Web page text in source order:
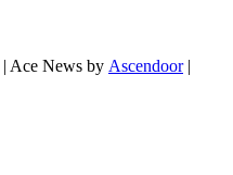
| Ace News by Ascendoor|